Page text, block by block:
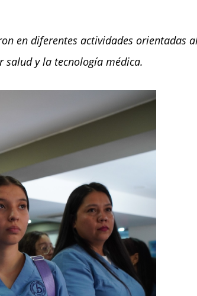
en diferentes actividades orientadas
salud y la tecnología médica.